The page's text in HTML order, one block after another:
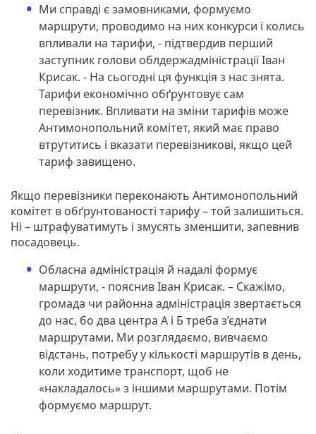
Ми справді є замовниками, формуємо
маршрути, проводимо на них конкурси і колись
впливали на тарифи, - підтвердив перший
заступник голови облдержадміністрації Іван
Крисак. - На сьогодні ця функція з нас знята.
Тарифи економічно обґрунтовує сам
перевізник. Впливати на зміни тарифів може
Антимонопольний комітет, який має право
втрутитись і вказати перевізникові, якщо цей
тариф завищено.
Якщо перевізники переконають Антимонопольний
комітет в обґрунтованості тарифу – той залишиться.
Ні – штрафуватимуть і змусять зменшити, запевнив
посадовець.
Обласна адміністрація й надалі формує
маршрути, - пояснив Іван Крисак. – Скажімо,
громада чи районна адміністрація звертається
до нас, бо два центра А і Б треба з’єднати
маршрутами. Ми розглядаємо, вивчаємо
відстань, потребу у кількості маршрутів в день,
коли ходитиме транспорт, щоб не
«накладалось» з іншими маршрутами. Потім
формуємо маршрут.